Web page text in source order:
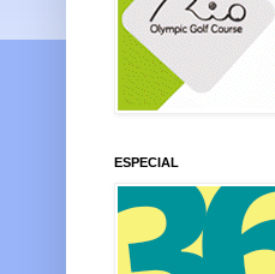
ESPECIAL